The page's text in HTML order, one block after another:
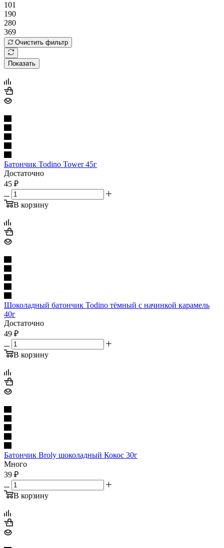
101
190
280
369
Очистить фильтр
Показать
Батончик Todino Tower 45г
Достаточно
45 ₽
В корзину
Шоколадный батончик Todino тёмный с начинкой карамель
40г
Достаточно
49 ₽
В корзину
Батончик Broly шоколадный Кокос 30г
Много
39 ₽
В корзину